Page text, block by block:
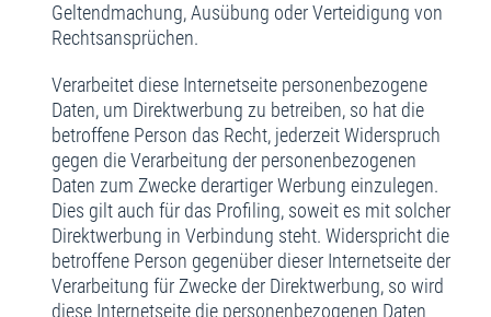
Geltendmachung, Ausübung oder Verteidigung von
Rechtsansprüchen.
Verarbeitet diese Internetseite personenbezogene
Daten, um Direktwerbung zu betreiben, so hat die
betroffene Person das Recht, jederzeit Widerspruch
gegen die Verarbeitung der personenbezogenen
Daten zum Zwecke derartiger Werbung einzulegen.
Dies gilt auch für das Profiling, soweit es mit solcher
Direktwerbung in Verbindung steht. Widerspricht die
betroffene Person gegenüber dieser Internetseite der
Verarbeitung für Zwecke der Direktwerbung, so wird
diese Internetseite die personenbezogenen Daten